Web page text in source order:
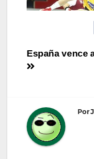
España vence
Por